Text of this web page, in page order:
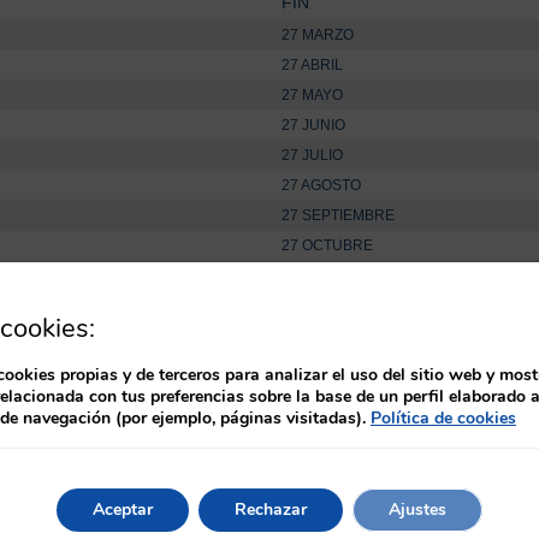
27 MARZO
27 ABRIL
27 MAYO
27 JUNIO
27 JULIO
27 AGOSTO
27 SEPTIEMBRE
27 OCTUBRE
27 FEBRERO
cualquier momento.
tres próximas ediciones del calendario (equivalentes a 6
propias y de terceros para analizar el uso del sitio web y
con tus preferencias sobre la base de un perfil elaborado
navegación (por ejemplo, páginas visitadas). Política de cookies
Aceptar Rechazar Ajustes